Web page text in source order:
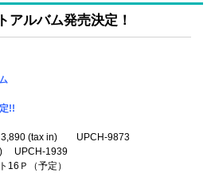
アルバム発売決定！
!!
3,890 (tax in) UPCH-9873
UPCH-1939
16Ｐ（予定）